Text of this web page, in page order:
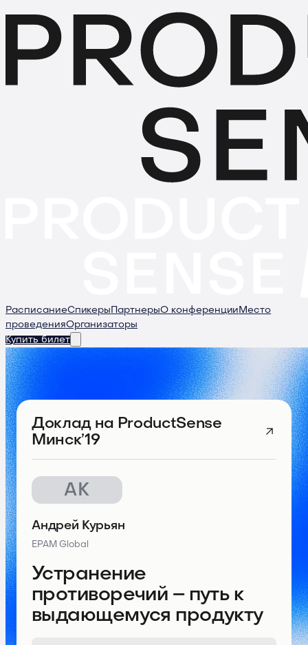
РасписаниеСпикеры ПартнерыО конференции Место
проведенияОрганизаторы
Купить билет
Доклад на ProductSense
Минск’19
АК
Устранение
противоречий – путь к
выдающемуся продукту
Андрей Курьян
EPAM Global